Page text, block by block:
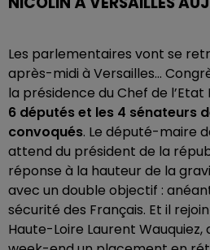
Les parlementaires vont se
après-midi à Versailles…
la présidence du Chef de l’Etat
6 députés et les 4 sénateurs
convoqués. Le député-maire
attend du président de la
réponse à la hauteur de la
avec un double objectif :
sécurité des Français. Et il
Haute-Loire Laurent Wauquiez,